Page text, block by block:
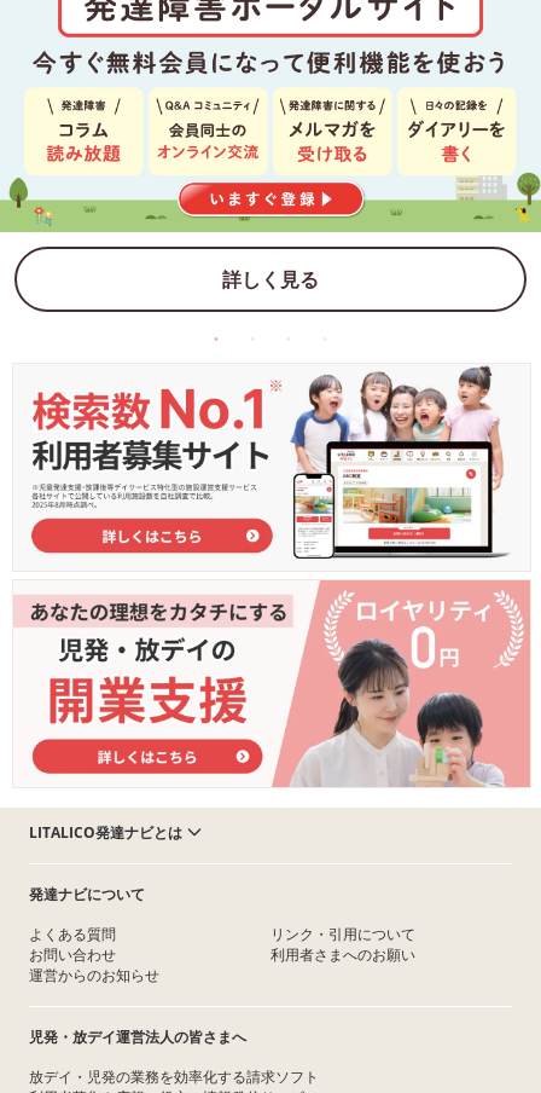
詳しく見る
LITALICO発達ナビとは
発達ナビについて
よくある質問
お問い合わせ
運営からのお知らせ
リンク・引用について
利用者さまへのお願い
児発・放デイ運営法人の皆さまへ
放デイ・児発の業務を効率化する請求ソフト